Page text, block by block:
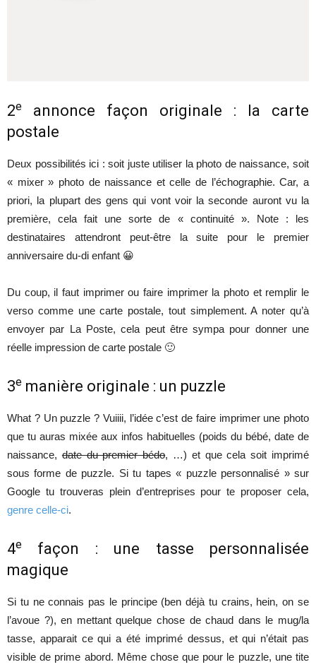
2e
annonce façon originale : la carte
postale
Deux possibilités ici : soit juste utiliser la photo de naissance, soit
« mixer » photo de naissance et celle de l’échographie. Car, a
priori, la plupart des gens qui vont voir la seconde auront vu la
première, cela fait une sorte de « continuité ». Note : les
destinataires attendront peut-être la suite pour le premier
anniversaire du-di enfant 😀
Du coup, il faut imprimer ou faire imprimer la photo et remplir le
verso comme une carte postale, tout simplement. A noter qu’à
envoyer par La Poste, cela peut être sympa pour donner une
réelle impression de carte postale 🙂
3e manière originale : un puzzle
What ? Un puzzle ? Vuiiii, l’idée c’est de faire imprimer une photo
que tu auras mixée aux infos habituelles (poids du bébé, date de
naissance,date du premier bédo, …) et que cela soit imprimé
sous forme de puzzle. Si tu tapes « puzzle personnalisé » sur
Google tu trouveras plein d’entreprises pour te proposer cela,
genre celle-ci.
4e
façon : une tasse personnalisée
magique
Si tu ne connais pas le principe (ben déjà tu crains, hein, on se
l’avoue ?), en mettant quelque chose de chaud dans le mug/la
tasse, apparait ce qui a été imprimé dessus, et qui n’était pas
visible de prime abord. Même chose que pour le puzzle, une tite